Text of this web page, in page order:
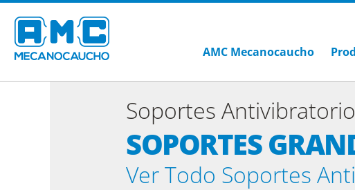
AMC Mecanocaucho
Soportes
SOPORTES
Ver Todo Soportes